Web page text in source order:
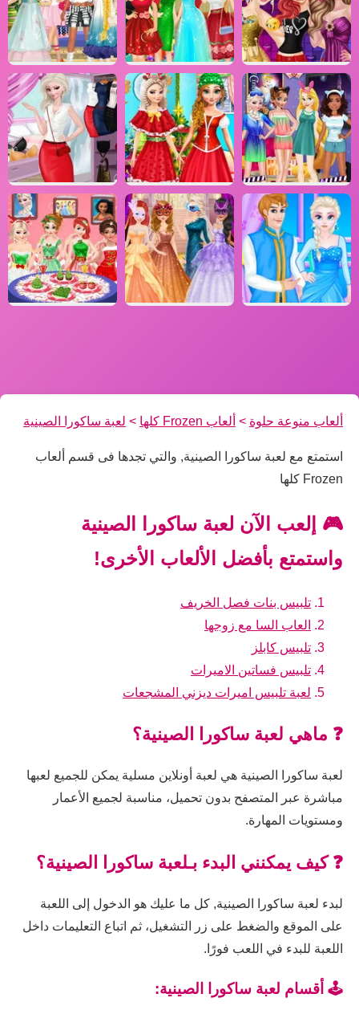
ألعاب منوعة حلوة > ألعاب Frozen كلها > لعبة ساكورا الصينية
استمتع مع لعبة ساكورا الصينية, والتي تجدها فى قسم ألعاب
Frozen كلها
🎮 إلعب الآن لعبة ساكورا الصينية
واستمتع بأفضل الألعاب الأخرى!
تلبيس بنات فصل الخريف
العاب السا مع زوجها
تلبيس كابلز
تلبيس فساتين الاميرات
لعبة تلبيس اميرات ديزني المشجعات
❓ ماهي لعبة ساكورا الصينية؟
لعبة ساكورا الصينية هي لعبة أونلاين مسلية يمكن للجميع لعبها
مباشرة عبر المتصفح بدون تحميل، مناسبة لجميع الأعمار
ومستويات المهارة.
❓ كيف يمكنني البدء بـلعبة ساكورا الصينية؟
لبدء لعبة ساكورا الصينية, كل ما عليك هو الدخول إلى اللعبة
على الموقع والضغط على زر التشغيل، ثم اتباع التعليمات داخل
اللعبة للبدء في اللعب فورًا.
🕹️ أقسام لعبة ساكورا الصينية: